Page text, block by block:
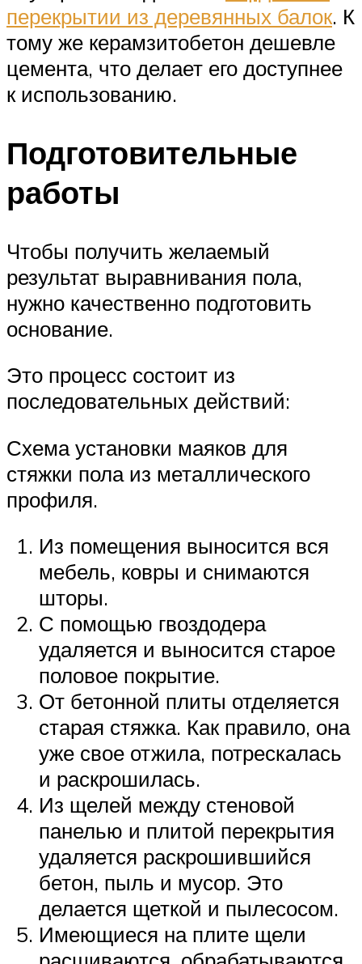
перекрытии из деревянных балок. К
тому же керамзитобетон дешевле
цемента, что делает его доступнее
к использованию.
Подготовительные
работы
Чтобы получить желаемый
результат выравнивания пола,
нужно качественно подготовить
основание.
Это процесс состоит из
последовательных действий:
Схема установки маяков для
стяжки пола из металлического
профиля.
Из помещения выносится вся
мебель, ковры и снимаются
шторы.
С помощью гвоздодера
удаляется и выносится старое
половое покрытие.
От бетонной плиты отделяется
старая стяжка. Как правило, она
уже свое отжила, потрескалась
и раскрошилась.
Из щелей между стеновой
панелью и плитой перекрытия
удаляется раскрошившийся
бетон, пыль и мусор. Это
делается щеткой и пылесосом.
Имеющиеся на плите щели